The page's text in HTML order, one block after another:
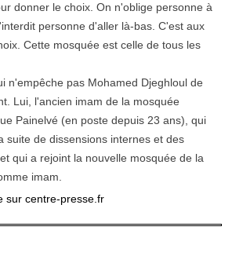
donner le choix. On n'oblige personne à
personne d'aller là-bas. C'est aux
Cette mosquée est celle de tous les
n'empêche pas Mohamed Djeghloul de
Lui, l'ancien imam de la mosquée
Painelvé (en poste depuis 23 ans), qui
suite de dissensions internes et des
qui a rejoint la nouvelle mosquée de la
imam.
sur centre-presse.fr